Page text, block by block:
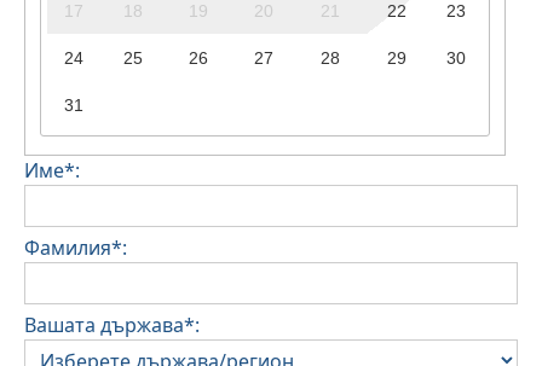
17 18 19 20 21 22 23
24 25 26 27 28 29 30
31
Име*:
Фамилия*:
Вашата държава*: